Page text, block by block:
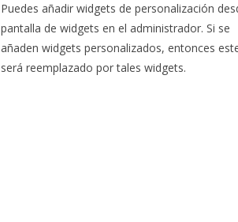
Puedes añadir widgets de personalización
pantalla de widgets en el administrador. Si se
añaden widgets personalizados, entonces
será reemplazado por tales widgets.